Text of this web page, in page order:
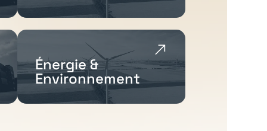
Énergie &
Environnement